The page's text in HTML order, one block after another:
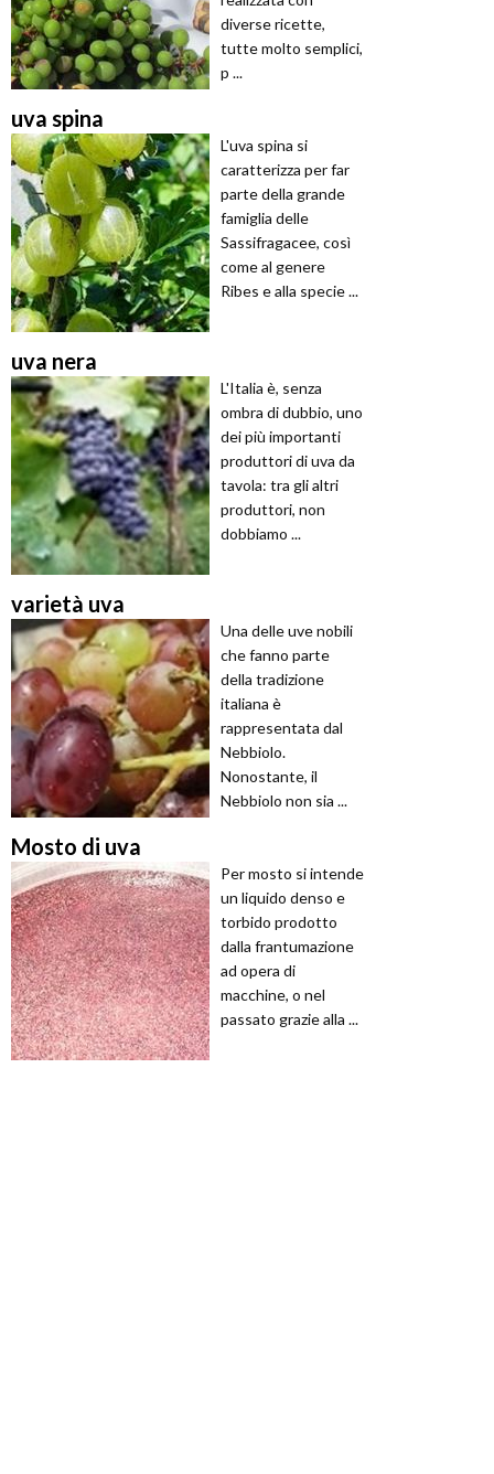
diverse ricette,
tutte molto semplici,
p ...
uva spina
L'uva spina si
caratterizza per far
parte della grande
famiglia delle
Sassifragacee, così
come al genere
Ribes e alla specie ...
uva nera
L'Italia è, senza
ombra di dubbio, uno
dei più importanti
produttori di uva da
tavola: tra gli altri
produttori, non
dobbiamo ...
varietà uva
Una delle uve nobili
che fanno parte
della tradizione
italiana è
rappresentata dal
Nebbiolo.
Nonostante, il
Nebbiolo non sia ...
Mosto di uva
Per mosto si intende
un liquido denso e
torbido prodotto
dalla frantumazione
ad opera di
macchine, o nel
passato grazie alla ...